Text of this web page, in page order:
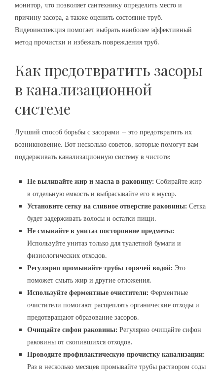
монитор, что позволяет сантехнику определить место и
причину засора, а также оценить состояние труб.
Видеоинспекция помогает выбрать наиболее эффективный
метод прочистки и избежать повреждения труб.
Как предотвратить засоры
в канализационной
системе
Лучший способ борьбы с засорами – это предотвратить их
возникновение. Вот несколько советов, которые помогут вам
поддерживать канализационную систему в чистоте:
Не выливайте жир и масла в раковину: Собирайте жир
в отдельную емкость и выбрасывайте его в мусор.
Установите сетку на сливное отверстие раковины: Сетка
будет задерживать волосы и остатки пищи.
Не смывайте в унитаз посторонние предметы:
Используйте унитаз только для туалетной бумаги и
физиологических отходов.
Регулярно промывайте трубы горячей водой: Это
поможет смыть жир и другие отложения.
Используйте ферментные очистители: Ферментные
очистители помогают расщеплять органические отходы и
предотвращают образование засоров.
Очищайте сифон раковины: Регулярно очищайте сифон
раковины от скопившихся отходов.
Проводите профилактическую прочистку канализации:
Раз в несколько месяцев промывайте трубы раствором соды